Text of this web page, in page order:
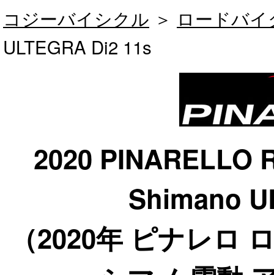
コジーバイシクル ＞ ロードバイ
ULTEGRA Di2 11s
2020 PINARELLO
Shimano
（2020年 ピナレロ